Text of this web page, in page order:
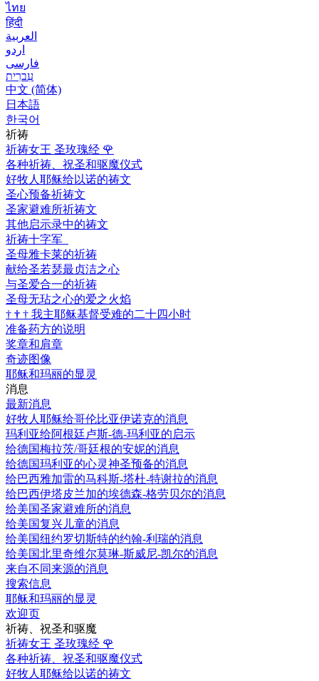
ไทย
हिंदी
العربية
اردو
فارسی
עִברִית
中文 (简体)
日本語
한국어
祈祷
祈祷女王 圣玫瑰经 🌹
各种祈祷、祝圣和驱魔仪式
好牧人耶稣给以诺的祷文
圣心预备祈祷文
圣家避难所祈祷文
其他启示录中的祷文
祈祷十字军
圣母雅卡莱的祈祷
献给圣若瑟最贞洁之心
与圣爱合一的祈祷
圣母无玷之心的爱之火焰
† † † 我主耶稣基督受难的二十四小时
准备药方的说明
奖章和肩章
奇迹图像
耶稣和玛丽的显灵
消息
最新消息
好牧人耶稣给哥伦比亚伊诺克的消息
玛利亚给阿根廷卢斯-德-玛利亚的启示
给德国梅拉茨/哥廷根的安妮的消息
给德国玛利亚的心灵神圣预备的消息
给巴西雅加雷的马科斯-塔杜-特谢拉的消息
给巴西伊塔皮兰加的埃德森-格劳贝尔的消息
给美国圣家避难所的消息
给美国复兴儿童的消息
给美国纽约罗切斯特的约翰-利瑞的消息
给美国北里奇维尔莫琳-斯威尼-凯尔的消息
来自不同来源的消息
搜索信息
耶稣和玛丽的显灵
欢迎页
祈祷、祝圣和驱魔
祈祷女王 圣玫瑰经 🌹
各种祈祷、祝圣和驱魔仪式
好牧人耶稣给以诺的祷文